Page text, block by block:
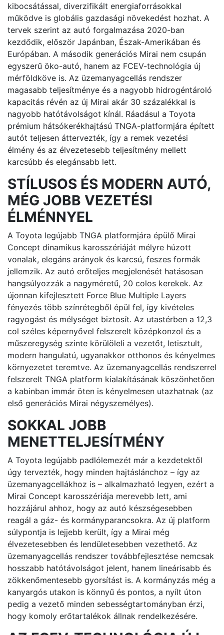
kibocsátással, diverzifikált energiaforrásokkal
működve is globális gazdasági növekedést hozhat. A
tervek szerint az autó forgalmazása 2020-ban
kezdődik, először Japánban, Észak-Amerikában és
Európában. A második generációs Mirai nem csupán
egyszerű öko-autó, hanem az FCEV-technológia új
mérföldköve is. Az üzemanyagcellás rendszer
magasabb teljesítménye és a nagyobb hidrogéntároló
kapacitás révén az új Mirai akár 30 százalékkal is
nagyobb hatótávolságot kínál. Ráadásul a Toyota
prémium hátsókerékhajtású TNGA-platformjára épített
autót teljesen áttervezték, így a remek vezetési
élmény és az élvezetesebb teljesítmény mellett
karcsúbb és elegánsabb lett.
STÍLUSOS ÉS MODERN AUTÓ,
MÉG JOBB VEZETÉSI
ÉLMÉNNYEL
A Toyota legújabb TNGA platformjára épülő Mirai
Concept dinamikus karosszériáját mélyre húzott
vonalak, elegáns arányok és karcsú, feszes formák
jellemzik. Az autó erőteljes megjelenését hatásosan
hangsúlyozzák a nagyméretű, 20 colos kerekek. Az
újonnan kifejlesztett Force Blue Multiple Layers
fényezés több színrétegből épül fel, így kivételes
ragyogást és mélységet biztosít. Az utastérben a 12,3
col széles képernyővel felszerelt középkonzol és a
műszeregység szinte körülöleli a vezetőt, letisztult,
modern hangulatú, ugyanakkor otthonos és kényelmes
környezetet teremtve. Az üzemanyagcellás rendszerrel
felszerelt TNGA platform kialakításának köszönhetően
a kabinban immár öten is kényelmesen utazhatnak (az
első generációs Mirai négyszemélyes).
SOKKAL JOBB
MENETTELJESÍTMÉNY
A Toyota legújabb padlólemezét már a kezdetektől
úgy tervezték, hogy minden hajtáslánchoz – így az
üzemanyagcellákhoz is – alkalmazható legyen, ezért a
Mirai Concept karosszériája merevebb lett, ami
hozzájárul ahhoz, hogy az autó készségesebben
reagál a gáz- és kormányparancsokra. Az új platform
súlypontja is lejjebb került, így a Mirai még
élvezetesebben és lendületesebben vezethető. Az
üzemanyagcellás rendszer továbbfejlesztése nemcsak
hosszabb hatótávolságot jelent, hanem lineárisabb és
zökkenőmentesebb gyorsítást is. A kormányzás még a
kanyargós utakon is könnyű és pontos, a nyílt úton
pedig a vezető minden sebességtartományban érzi,
hogy komoly erőtartalékok állnak rendelkezésére.